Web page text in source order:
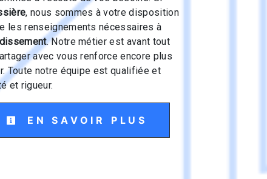
, nous sommes à votre disposition
les renseignements nécessaires à
. Notre métier est avant tout
avec vous renforce encore plus
Toute notre équipe est qualifiée et
et rigueur.
EN SAVOIR PLUS